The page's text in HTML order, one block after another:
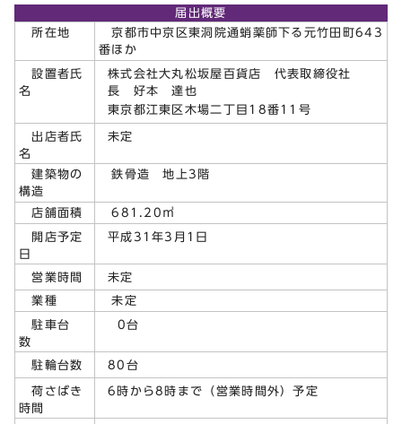
届出概要
所在地
京都市中京区東洞院通蛸薬師下る元竹田町643
番ほか
設置者氏
名
株式会社大丸松坂屋百貨店 代表取締役社
長 好本 達也
東京都江東区木場二丁目18番11号
出店者氏
名
未定
建築物の
構造
鉄骨造 地上3階
店舗面積 681.20㎡
開店予定
日
平成31年3月1日
営業時間 未定
業種 未定
駐車台
数
0台
駐輪台数 80台
荷さばき
時間
6時から8時まで（営業時間外）予定